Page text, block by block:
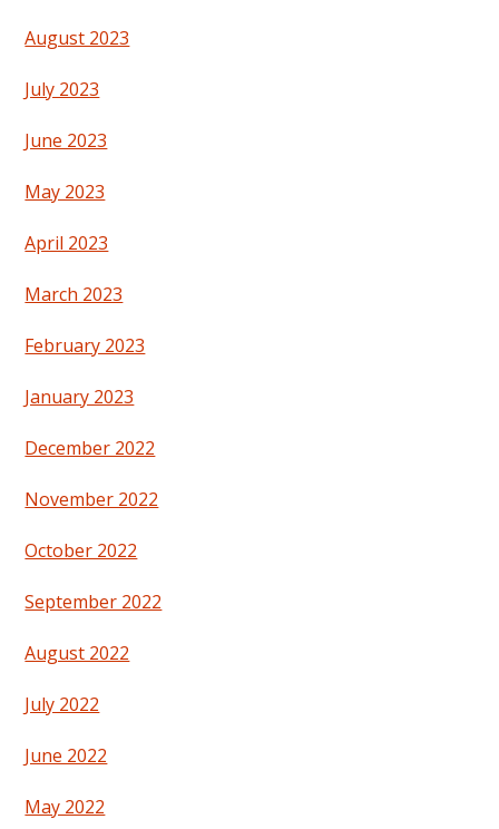
August 2023
July 2023
June 2023
May 2023
April 2023
March 2023
February 2023
January 2023
December 2022
November 2022
October 2022
September 2022
August 2022
July 2022
June 2022
May 2022